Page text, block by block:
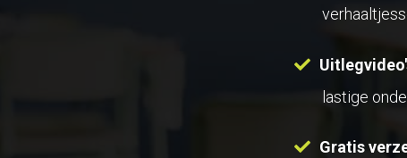
lastige
Gratis